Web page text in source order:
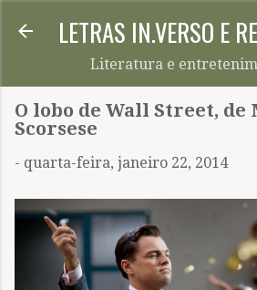
Pular para o conteúdo
LETRAS IN.VERSO E
Literatura e
O lobo de Wall Street,
Scorsese
- quarta-feira, janeiro 22, 2014